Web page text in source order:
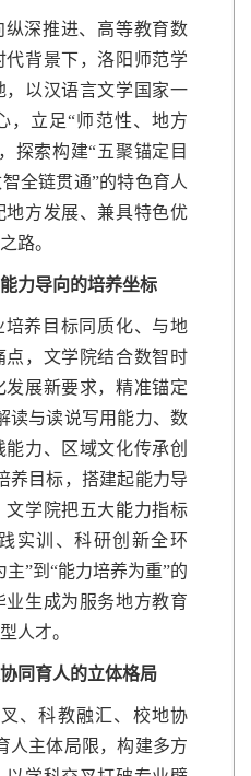
深推进、高等教育数
背景下，洛阳师范学
，以汉语言文学国家一
，立足“师范性、地方
探索构建“五聚锚定目
全链贯通”的特色育人
方发展、兼具特色优
路。
力导向的培养坐标
养目标同质化、与地
，文学院结合数智时
展新要求，精准锚定
读与读说写用能力、数
力、区域文化传承创
养目标，搭建起能力导
学院把五大能力指标
实训、科研创新全环
”到“能力培养为重”的
生成为服务地方教育
人才。
同育人的立体格局
、科教融汇、校地协
人主体局限，构建多方